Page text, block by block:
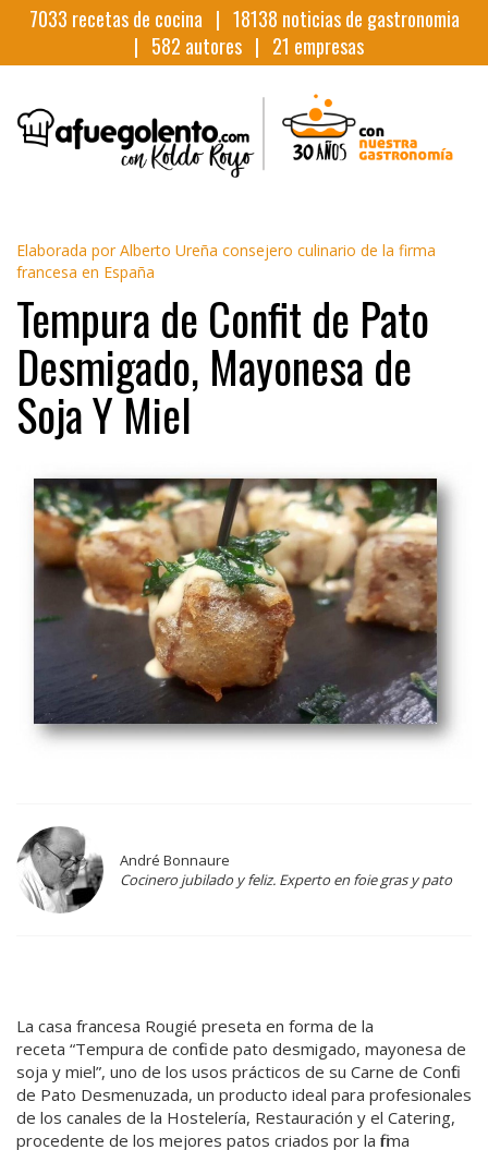
7033 recetas de cocina | 18138 noticias de gastronomia
| 582 autores | 21 empresas
Elaborada por Alberto Ureña consejero culinario de la firma
francesa en España
Tempura de Confit de Pato
Desmigado, Mayonesa de
Soja Y Miel
André Bonnaure
Cocinero jubilado y feliz. Experto en foie gras y pato
La casa francesa Rougié preseta en forma de la
receta “Tempura de confit de pato desmigado, mayonesa de
soja y miel”, uno de los usos prácticos de su Carne de Confit
de Pato Desmenuzada, un producto ideal para profesionales
de los canales de la Hostelería, Restauración y el Catering,
procedente de los mejores patos criados por la firma